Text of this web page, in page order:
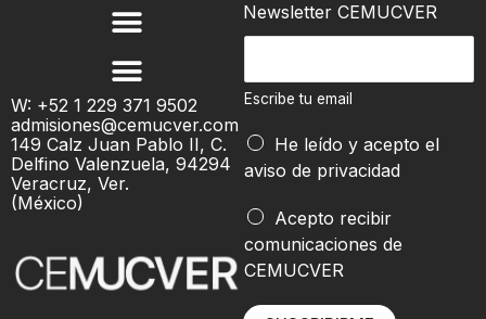
W: +52 1 229 371 9502
admisiones@cemucver.com
149 Calz Juan Pablo II, C.
Delfino Valenzuela, 94294
Veracruz, Ver.
(México)
Newsletter CEMUCVER
E
c
b
E
s
c
c
i
b
e
u
e
m
Escribe tu email
He leído y acepto el
aviso de privacidad
Acepto recibir
comunicaciones de
CEMUCVER